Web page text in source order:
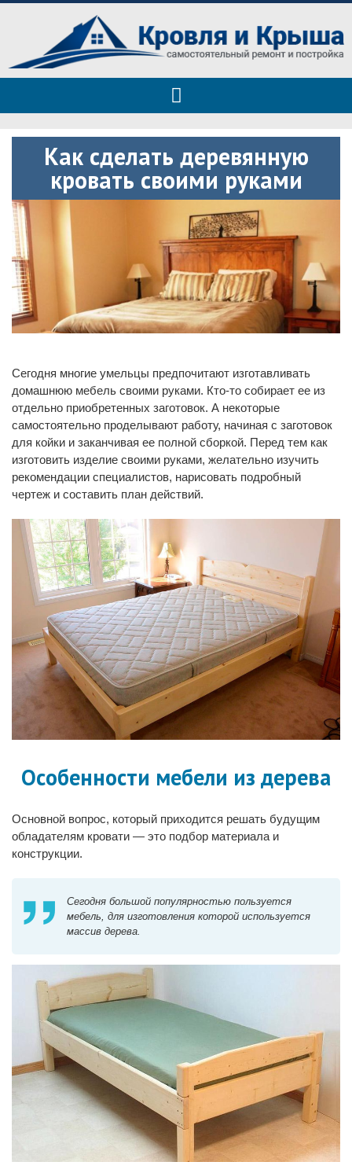
Roof tops — только полезные
советы
Полезные советы при строительстве дома и ремонте
Как сделать деревянную
кровать своими руками
Сегодня многие умельцы предпочитают изготавливать
домашнюю мебель своими руками. Кто-то собирает ее из
отдельно приобретенных заготовок. А некоторые
самостоятельно проделывают работу, начиная с заготовок
для койки и заканчивая ее полной сборкой. Перед тем как
изготовить изделие своими руками, желательно изучить
рекомендации специалистов, нарисовать подробный
чертеж и составить план действий.
Особенности мебели из дерева
Основной вопрос, который приходится решать будущим
обладателям кровати — это подбор материала и
конструкции.
Сегодня большой популярностью пользуется
мебель, для изготовления которой используется
массив дерева.